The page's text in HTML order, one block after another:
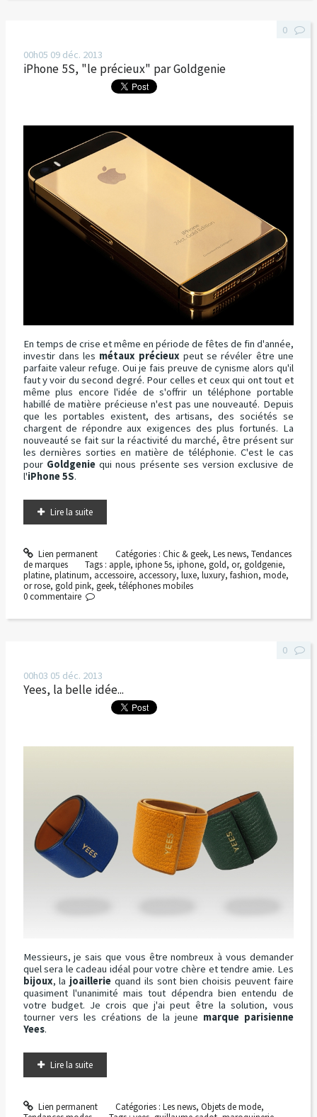
00h05 09 déc. 2013
iPhone 5S, "le précieux" par Goldgenie
En temps de crise et même en période de fêtes de fin d'année,
investir dans les métaux précieux peut se révéler être une
parfaite valeur refuge. Oui je fais preuve de cynisme alors qu'il
faut y voir du second degré. Pour celles et ceux qui ont tout et
même plus encore l'idée de s'offrir un téléphone portable
habillé de matière précieuse n'est pas une nouveauté. Depuis
que les portables existent, des artisans, des sociétés se
chargent de répondre aux exigences des plus fortunés. La
nouveauté se fait sur la réactivité du marché, être présent sur
les dernières sorties en matière de téléphonie. C'est le cas
pour Goldgeniequi nous présente ses version exclusive de
l'iPhone 5S.
Lire la suite
Lien permanent Catégories : Chic & geek, Les news, Tendances
de marques
Tags : apple,iphone 5s,iphone,gold,or,goldgenie,
platine, platinum, accessoire, accessory, luxe, luxury, fashion, mode,
or rose, gold pink, geek, téléphones mobiles
0
0 commentaire
00h03 05 déc. 2013
Yees, la belle idée...
Messieurs, je sais que vous être nombreux à vous demander
quel sera le cadeau idéal pour votre chère et tendre amie. Les
bijoux, la joaillerie quand ils sont bien choisis peuvent faire
quasiment l'unanimité mais tout dépendra bien entendu de
votre budget. Je crois que j'ai peut être la solution, vous
tourner vers les créations de la jeune marque parisienne
Yees.
Lire la suite
Lien permanent Catégories : Les news, Objets de mode,
0